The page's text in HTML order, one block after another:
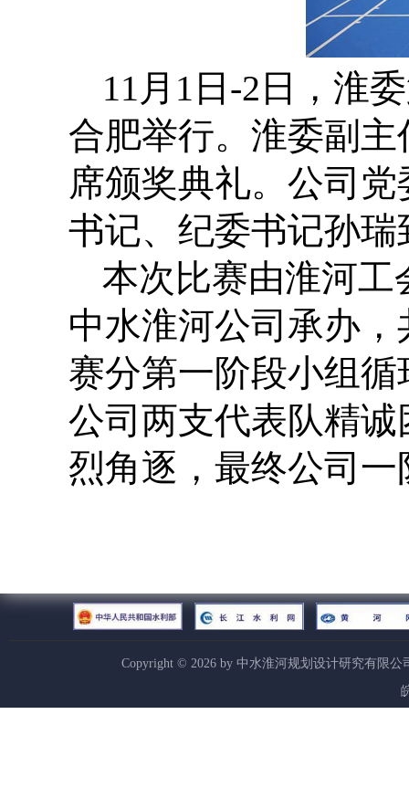
11月 1 日 -2 日，淮
合肥举行。淮委副
席颁奖典礼。公司
书记、纪委书记孙
本次比赛由淮河
中水淮河公司承办，
赛分第一阶段小组
公司两支代表队精
烈角逐，最终公司
Copyright © 2026by 中水淮河规划设计研究有限公